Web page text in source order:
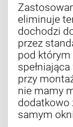
eliminuje
dochodzi
przez
pod którym
przy
nie mamy
dodatkowo
samym